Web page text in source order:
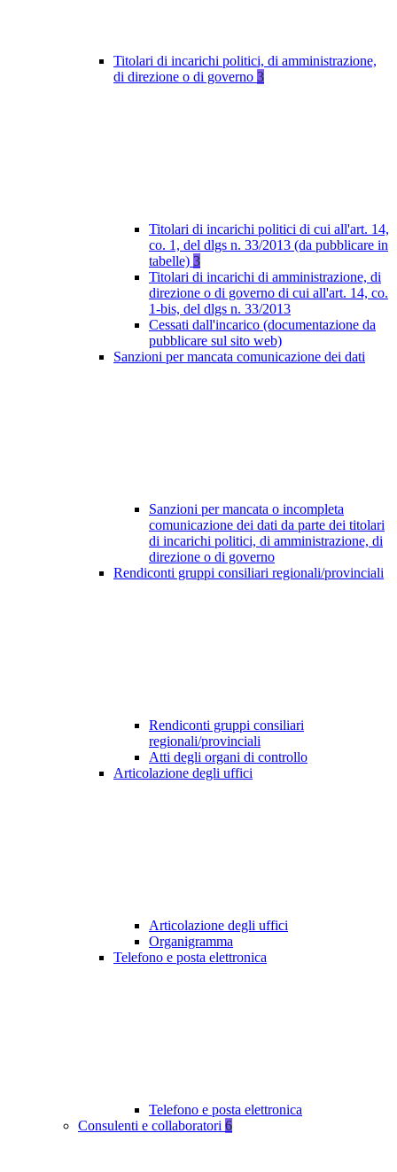
Titolari di incarichi politici, di amministrazione,
di direzione o di governo 3
Titolari di incarichi politici di cui all'art. 14,
co. 1, del dlgs n. 33/2013 (da pubblicare in
tabelle) 3
Titolari di incarichi di amministrazione, di
direzione o di governo di cui all'art. 14, co.
1-bis, del dlgs n. 33/2013
Cessati dall'incarico (documentazione da
pubblicare sul sito web)
Sanzioni per mancata comunicazione dei dati
Sanzioni per mancata o incompleta
comunicazione dei dati da parte dei titolari
di incarichi politici, di amministrazione, di
direzione o di governo
Rendiconti gruppi consiliari regionali/provinciali
Rendiconti gruppi consiliari
regionali/provinciali
Atti degli organi di controllo
Articolazione degli uffici
Articolazione degli uffici
Organigramma
Telefono e posta elettronica
Telefono e posta elettronica
Consulenti e collaboratori 6